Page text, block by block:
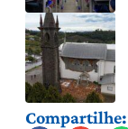
Compartilhe: